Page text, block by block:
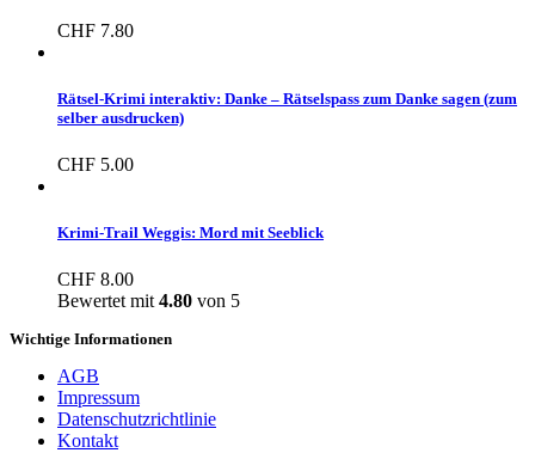
CHF 7.80
Rätsel-Krimi interaktiv: Danke – Rätselspass zum Danke sagen (zum
selber ausdrucken)
CHF 5.00
Krimi-Trail Weggis: Mord mit Seeblick
CHF 8.00
Bewertet mit 4.80 von 5
Wichtige Informationen
AGB
Impressum
Datenschutzrichtlinie
Kontakt